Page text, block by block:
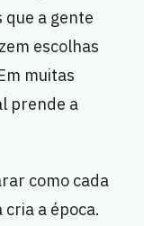
a gente
escolhas
muitas
prende a
como cada
a época.